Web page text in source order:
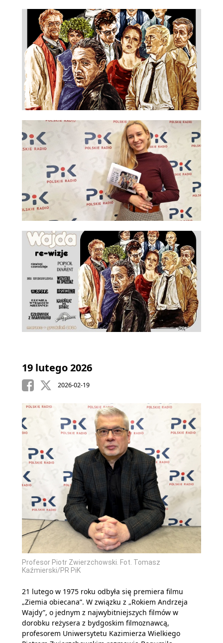
19 lutego 2026
2026-02-19
Profesor Piotr Zwierzchowski. Fot. Tomasz
Kaźmierski/PR PiK
21 lutego w 1975 roku odbyła się premiera filmu
„Ziemia obiecana”. W związku z „Rokiem Andrzeja
Wajdy”, o jednym z najwybitniejszych filmów w
dorobku reżysera z bydgoskim filmoznawcą,
profesorem Uniwersytetu Kazimierza Wielkiego